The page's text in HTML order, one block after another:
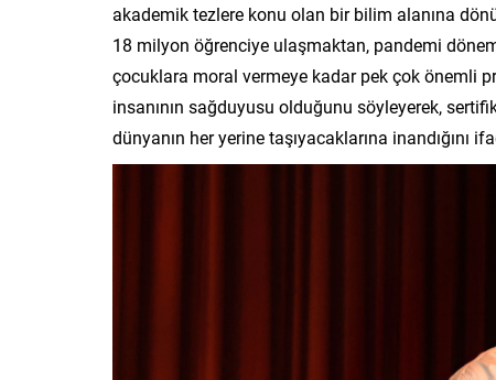
akademik tezlere konu olan bir bilim alanına
18 milyon öğrenciye ulaşmaktan, pandemi
çocuklara moral vermeye kadar pek çok önemli
insanının sağduyusu olduğunu söyleyerek,
dünyanın her yerine taşıyacaklarına inandığını